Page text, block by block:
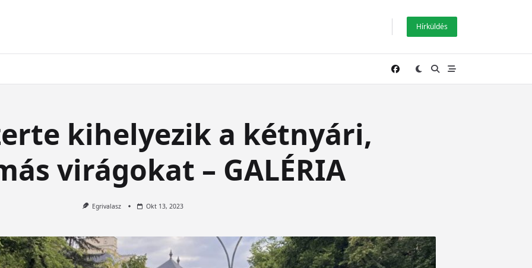
Hírküldés
kihelyezik a kétnyári,
virágokat – GALÉRIA
Egrivalasz Okt 13, 2023